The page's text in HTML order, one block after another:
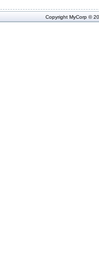
Copyright MyCorp ©